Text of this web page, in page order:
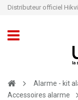
Alarme - kit
Accessoires alarme